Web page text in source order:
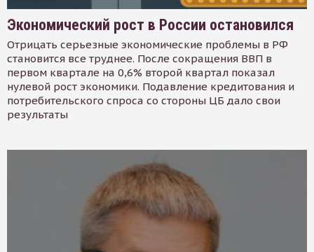
Экономический рост в России остановился
Отрицать серьезные экономические проблемы в РФ
становится все труднее. После сокращения ВВП в
первом квартале на 0,6% второй квартал показал
нулевой рост экономики. Подавление кредитования и
потребительского спроса со стороны ЦБ дало свои
результаты